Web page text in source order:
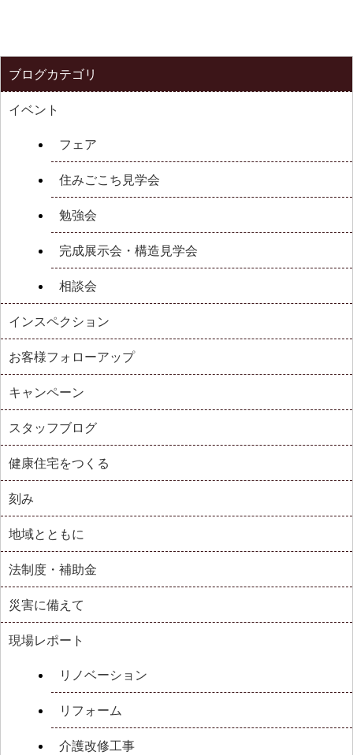
ブログカテゴリ
イベント
フェア
住みごこち見学会
勉強会
完成展示会・構造見学会
相談会
インスペクション
お客様フォローアップ
キャンペーン
スタッフブログ
健康住宅をつくる
刻み
地域とともに
法制度・補助金
災害に備えて
現場レポート
リノベーション
リフォーム
介護改修工事